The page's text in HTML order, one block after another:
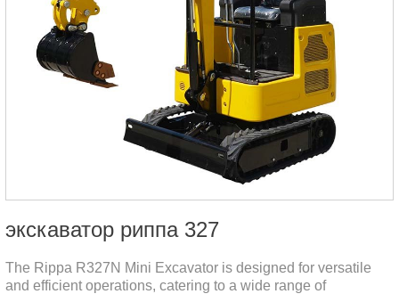
экскаватор риппа 327
The Rippa R327N Mini Excavator is designed for versatile
and efficient operations, catering to a wide range of